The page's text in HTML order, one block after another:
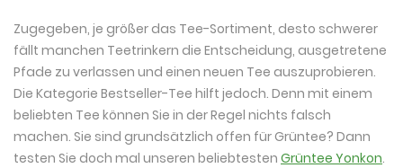
Zugegeben, je größer das Tee-Sortiment, desto schwerer
fällt manchen Teetrinkern die Entscheidung, ausgetretene
Pfade zu verlassen und einen neuen Tee auszuprobieren.
Die Kategorie Bestseller-Tee hilft jedoch. Denn mit einem
beliebten Tee können Sie in der Regel nichts falsch
machen. Sie sind grundsätzlich offen für Grüntee? Dann
testen Sie doch mal unseren beliebtesten Grüntee Yonkon.